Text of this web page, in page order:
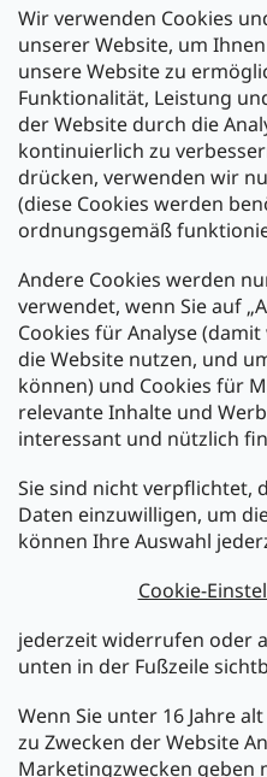
Wir verwenden Cookies
unserer Website, um
unsere Website zu
Funktionalität, Leistung
der Website durch die
kontinuierlich zu
drücken, verwenden wir
(diese Cookies werden
ordnungsgemäß
Andere Cookies werden
verwendet, wenn Sie auf
Cookies für Analyse
die Website nutzen, und
können) und Cookies für
relevante Inhalte und
interessant und nützlich
Sie sind nicht verpflichtet,
Daten einzuwilligen, um
können Ihre Auswahl
Cookie-
jederzeit widerrufen oder
unten in der Fußzeile
Wenn Sie unter 16 Jahre
zu Zwecken der Website
Marketingzwecken geben
Filiale Ulm
Zahlung und Versand
Versand mit:
Zahlarten:
Newsletter abonnieren
Legen Sie Ihre E-Mail ein und
über neue Produkte in
E-Mail
Melden Sie sich jetzt für den
kostenlos und jederzeit
Newsletter bestätigen Sie
Datenschutzerklärung.